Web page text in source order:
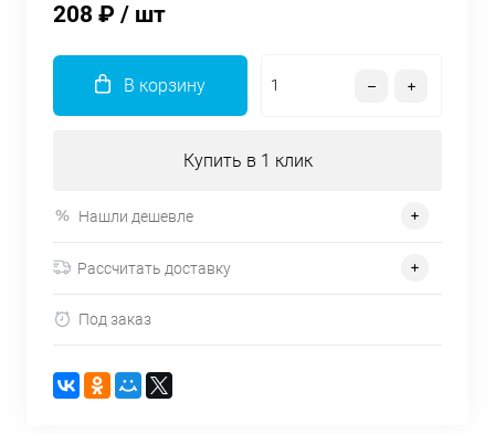
208 ₽ / шт
В корзину
Купить в 1 клик
Нашли дешевле
Рассчитать доставку
Под заказ